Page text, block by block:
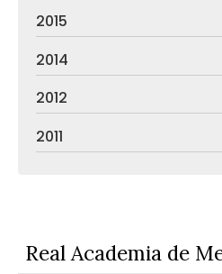
2015
2014
2012
2011
Real Academia de